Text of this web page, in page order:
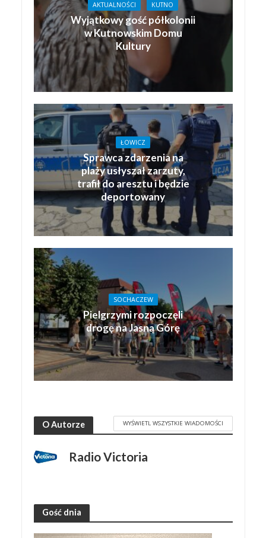
AKTUALNOŚCI KUTNO
Wyjątkowy gość półkolonii
w Kutnowskim Domu
Kultury
ŁOWICZ
Sprawca zdarzenia na
plaży usłyszał zarzuty,
trafił do aresztu i będzie
deportowany
SOCHACZEW
Pielgrzymi rozpoczęli
drogę na Jasną Górę
O Autorze WYŚWIETL WSZYSTKIE WIADOMOŚCI
Radio Victoria
Gość dnia